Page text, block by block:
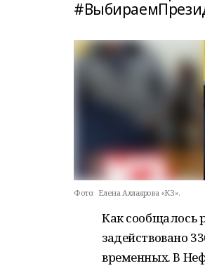
Фото: Елена Аллаярова «КЗ».
Как сообщалось
задействовано
временных. В